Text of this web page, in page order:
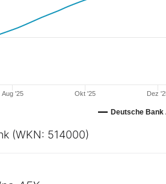
Deutsche Bank
Aug '25 Okt '25 Dez
(WKN: 514000)